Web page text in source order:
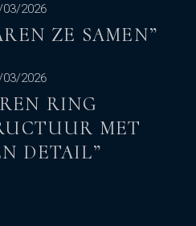
03/2026
ZE SAMEN”
03/2026
RING
MET
DETAIL”